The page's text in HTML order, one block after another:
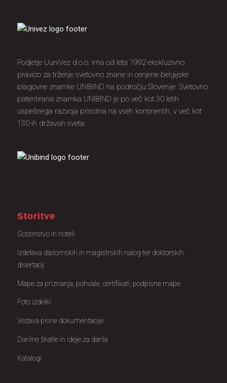
Podjetje UuniVez d.o.o. ima od leta 1992 ekskluzivno
pravico za trženje svetovno znane in cenjene belgijske
blagovne znamke UNIBIND na področju Slovenije. Svetovno
patentirana znamka UNIBIND je po več kot 30 letih
uspešnega razvoja prisotna na vseh kontinentih, v več kot
130-ih državah sveta.
Storitve
Gostinstvo in hoteli
Izdelava diplomskih in magistrskih nalog ter doktorskih
disertacij
Mape za priznanja, pohvale, certifikati, podpisne mape
Foto izdelki
Vezava pisne dokumentacije
Darilne škatle in ideje za darila
Katalogi